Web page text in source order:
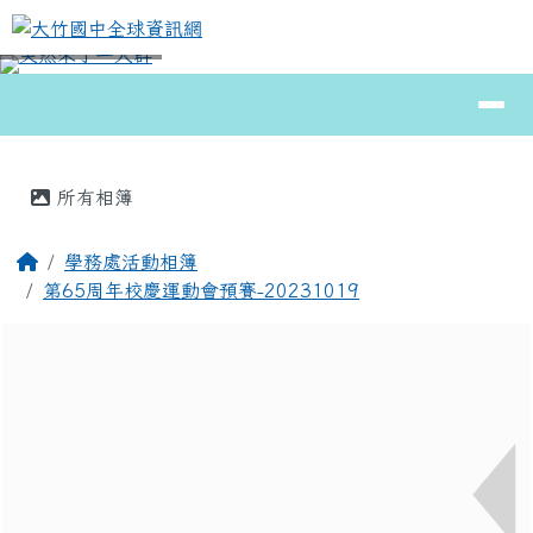
跳至主內容區
大竹國中全球資訊網
⏸
所有相簿
回首頁學務處活動相簿
第65周年校慶運動會預賽-20231019